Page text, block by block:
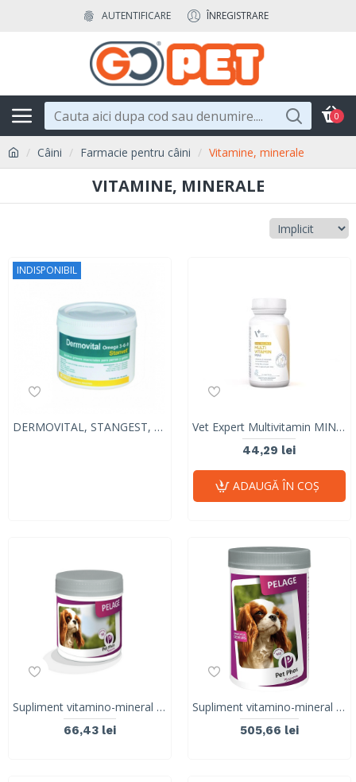
AUTENTIFICARE ÎNREGISTRARE
0
Câini Farmacie pentru câini Vitamine, minerale
VITAMINE, MINERALE
INDISPONIBIL
DERMOVITAL, STANGEST, 300 capsule Vet Expert Multivitamin MINI – Supliment vitaminic-mineral pentru câini de talie mică și pisici
44,29 lei
ADAUGĂ ÎN COŞ
Supliment vitamino-mineral pentru caini, protectia pielii ai calitatea blănii, PET PHOS CANINE PELAGE, CEVA, 50 tablete
66,43 lei
Supliment vitamino-mineral pentru caini, protectia pielii ai calitatea blănii, PET PHOS CANINE PELAGE, CEVA, 450 tablete
505,66 lei